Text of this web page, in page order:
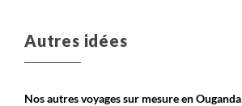
Autres idées
Nos autres voyages sur mesure en Ouganda